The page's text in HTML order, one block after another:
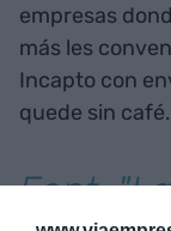
empresas
más les
Incapto con
quede sin café.
Font: